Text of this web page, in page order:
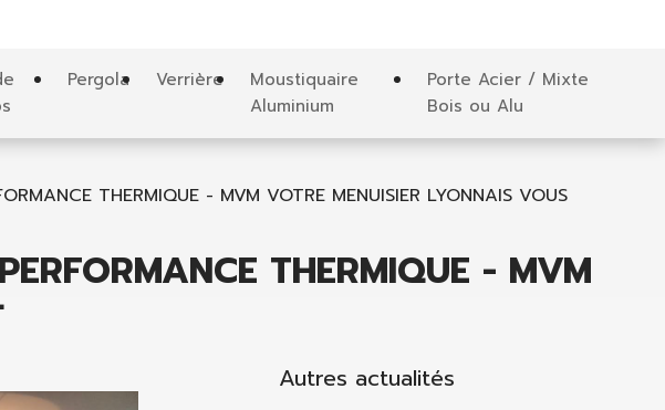
Pergola Verrière
Moustiquaire
Aluminium
Porte Acier / Mixte
Bois ou Alu
THERMIQUE - MVM VOTRE MENUISIER LYONNAIS VOUS
THERMIQUE - MVM
Autres actualités